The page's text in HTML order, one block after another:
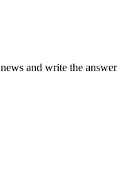
and write the answer